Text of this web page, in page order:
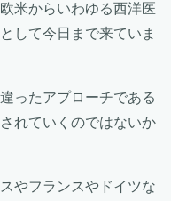
米からいわゆる西洋医
して今日まで来ていま
ったアプローチである
れていくのではないか
やフランスやドイツな